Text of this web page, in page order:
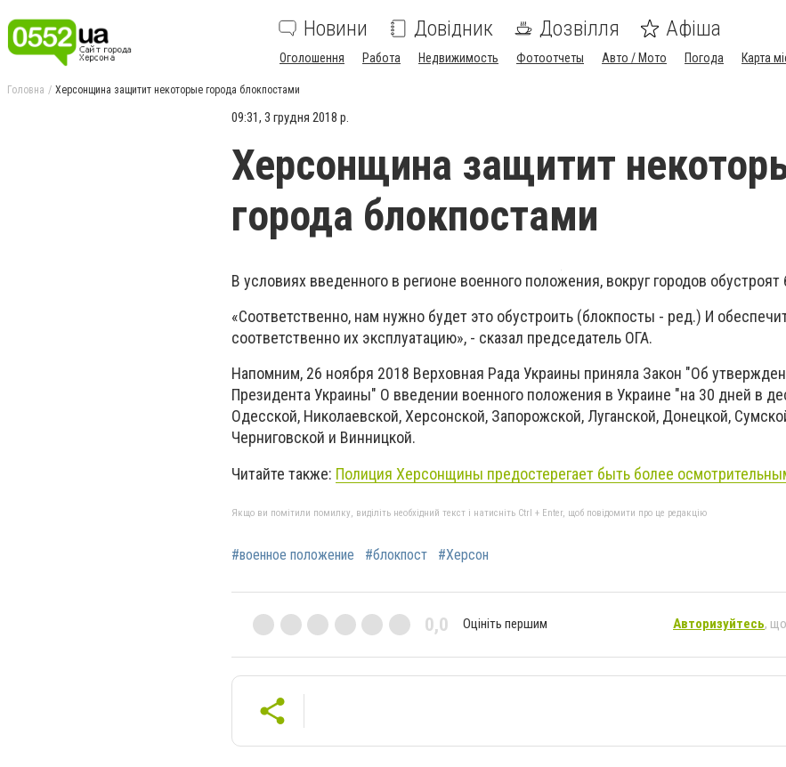
Новини Довідник Дозвілля Афіша
Оголошення Работа Недвижимость Фотоотчеты Авто / Мото Погода Карта
Головна Херсонщина защитит некоторые города блокпостами
09:31, 3 грудня 2018 р.
Херсонщина защитит
города блокпостами
В условиях введенного в регионе военного положения, вокруг городов
«Соответственно, нам нужно будет это обустроить (блокпосты - ред.) И
соответственно их эксплуатацию», - сказал председатель ОГА.
Напомним, 26 ноября 2018 Верховная Рада Украины приняла Закон "Об
Президента Украины" О введении военного положения в Украине "на 30 дней в
Одесской, Николаевской, Херсонской, Запорожской, Луганской, Донецкой,
Черниговской и Винницкой.
Читайте также: Полиция Херсонщины предостерегает быть более
Якщо ви помітили помилку, виділіть необхідний текст і натисніть Ctrl + Enter, щоб повідомити про це редакцію
#военное положение #блокпост #Херсон
0,0 Оцініть першим Авторизуйтесь,